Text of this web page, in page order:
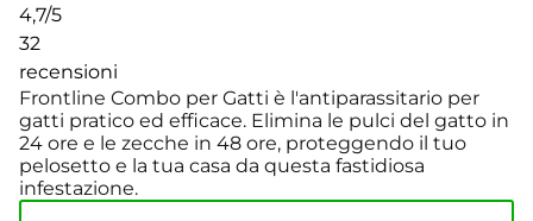
4,7/5
32
recensioni
Frontline Combo per Gatti è l'antiparassitario per
gatti pratico ed efficace. Elimina le pulci del gatto in
24 ore e le zecche in 48 ore, proteggendo il tuo
pelosetto e la tua casa da questa fastidiosa
infestazione.